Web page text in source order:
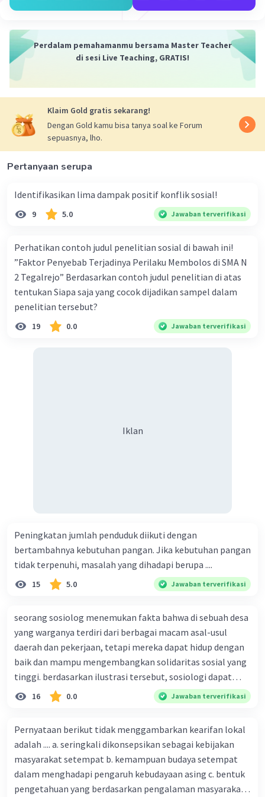
Iklan
Perdalam pemahamanmu bersama Master Teacher
di sesi Live Teaching, GRATIS!
Klaim Gold gratis sekarang!
Dengan Gold kamu bisa tanya soal ke Forum
sepuasnya, lho.
Pertanyaan serupa
Identifikasikan lima dampak positif konflik sosial!
9 5.0 Jawaban terverifikasi
Perhatikan contoh judul penelitian sosial di bawah ini!
”Faktor Penyebab Terjadinya Perilaku Membolos di SMA N
2 Tegalrejo” Berdasarkan contoh judul penelitian di atas
tentukan Siapa saja yang cocok dijadikan sampel dalam
penelitian tersebut?
19 0.0 Jawaban terverifikasi
Iklan
Peningkatan jumlah penduduk diikuti dengan
bertambahnya kebutuhan pangan. Jika kebutuhan pangan
tidak terpenuhi, masalah yang dihadapi berupa ....
15 5.0 Jawaban terverifikasi
seorang sosiolog menemukan fakta bahwa di sebuah desa
yang warganya terdiri dari berbagai macam asal-usul
daerah dan pekerjaan, tetapi mereka dapat hidup dengan
baik dan mampu mengembangkan solidaritas sosial yang
tinggi. berdasarkan ilustrasi tersebut, sosiologi dapat
berfungsi sebagai ilmu yang ....
16 0.0 Jawaban terverifikasi
Pernyataan berikut tidak menggambarkan kearifan lokal
adalah .... a. seringkali dikonsepsikan sebagai kebijakan
masyarakat setempat b. kemampuan budaya setempat
dalam menghadapi pengaruh kebudayaan asing c. bentuk
pengetahuan yang berdasarkan pengalaman masyarakat